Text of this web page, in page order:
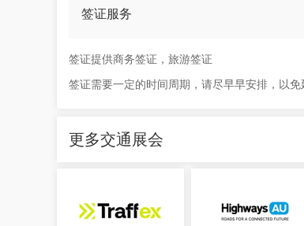
签证服务
签证提供商务签证，旅游签证
签证需要一定的时间周期，请尽早早安排，以
更多交通展会